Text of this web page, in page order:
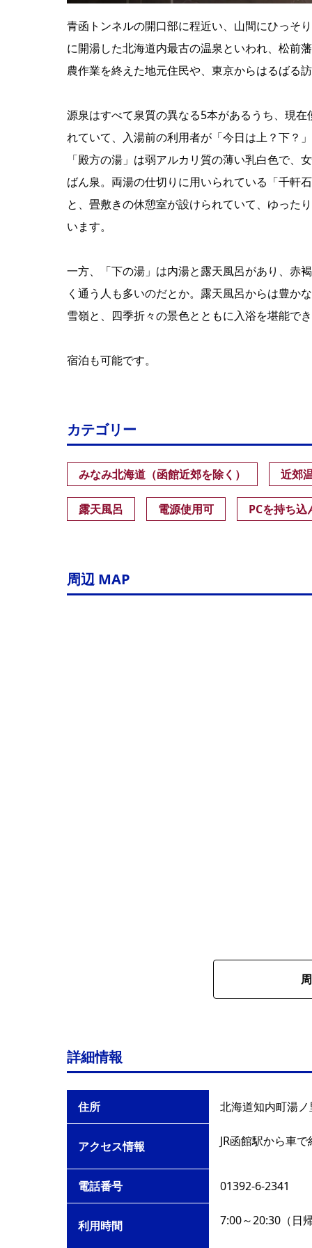
青函トンネルの開口部に程近い、山間にひっそ
に開湯した北海道内最古の温泉といわれ、松前
農作業を終えた地元住民や、東京からはるばる
源泉はすべて泉質の異なる5本があるうち、現
れていて、入湯前の利用者が「今日は上？下？
「殿方の湯」は弱アルカリ質の薄い乳白色で
ばん泉。両湯の仕切りに用いられている「千軒
と、畳敷きの休憩室が設けられていて、ゆった
います。
一方、「下の湯」は内湯と露天風呂があり、赤
く通う人も多いのだとか。露天風呂からは豊か
雪嶺と、四季折々の景色とともに入浴を堪能で
宿泊も可能です。
カテゴリー
みなみ北海道（函館近郊を除く） 近郊
露天風呂 電源使用可 PCを持ち
周辺 MAP
詳細情報
住所 北海道知内町湯
アクセス情報 JR函館駅から車
電話番号 01392-6-2341
利用時間 7:00～20:30（日